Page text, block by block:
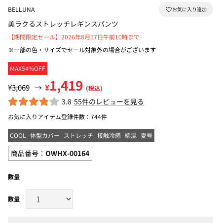
BELLUNA
美ラクるストレッチレギンスパンツ
MAX54%OFF
【期間限定セール】2026年8月17日午前10時まで
※一部の色・サイズでセール対象外の場合がございます
¥3,069 → ¥1,419 (税込)
3.8 55件のレビューを見る
お気に入りアイテム登録件数： 744件
COOL 体型カバー ストレッチ 接触冷感 綿混 夏号
商品番号： OWHX-00164
数量